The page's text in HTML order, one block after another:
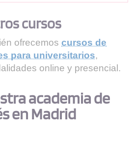
cursos
ofrecemos cursos de
para universitarios,
online y presencial.
academia de
en Madrid